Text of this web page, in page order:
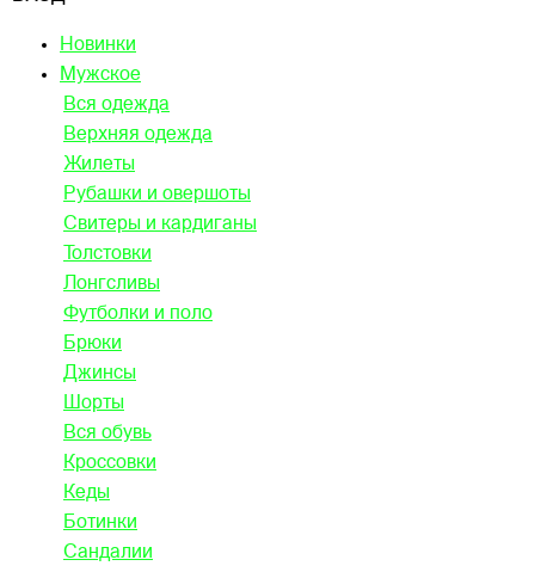
Новинки
Мужское
Вся одежда
Верхняя одежда
Жилеты
Рубашки и овершоты
Свитеры и кардиганы
Толстовки
Лонгсливы
Футболки и поло
Брюки
Джинсы
Шорты
Вся обувь
Кроссовки
Кеды
Ботинки
Сандалии